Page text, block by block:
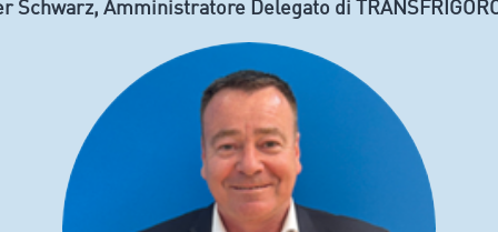
Schwarz, Amministratore Delegato di